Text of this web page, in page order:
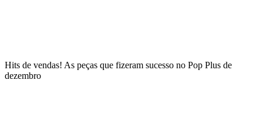
Hits de vendas! As peças que fizeram sucesso no Pop Plus de
dezembro